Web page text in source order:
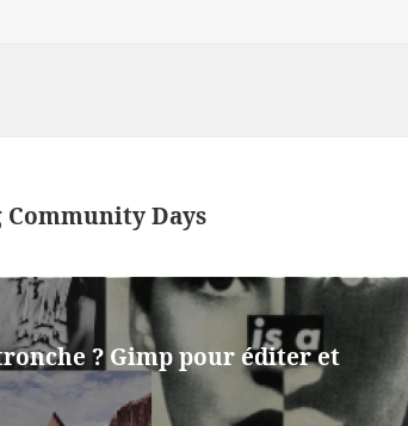
Community Days
? Gimp pour éditer et